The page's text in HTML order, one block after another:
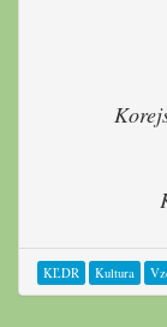
KĽDR Kultura